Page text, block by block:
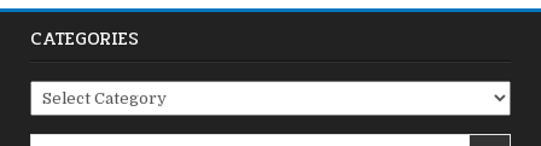
CATEGORIES
Categories